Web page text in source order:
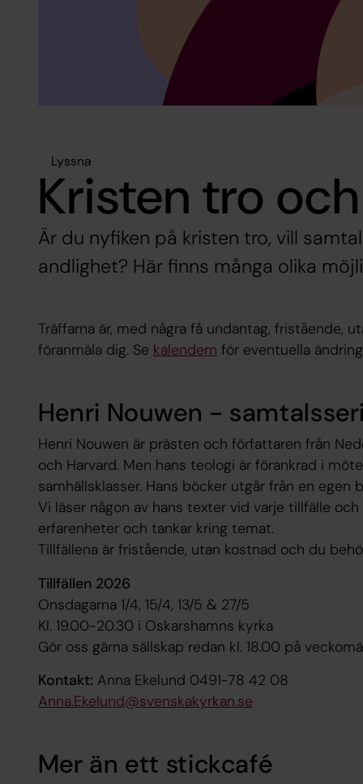
Lyssna
Kristen tro
Är du nyfiken på kristen tro, vill
andlighet? Här finns många olika
Träffarna är, med några få undantag, fristående,
föranmäla dig. Se kalendern för eventuella
Henri Nouwen -
Henri Nouwen är prästen och författaren från
och Harvard. Men hans teologi är förankrad i
samhällsklasser. Hans böcker utgår från en
Vi läser någon av hans texter vid varje tillfälle
erfarenheter och tankar kring temat.
Tillfällena är fristående, utan kostnad och du
Tillfällen 2026
Onsdagarna 1/4, 15/4, 13/5 & 27/5
Kl. 19.00-20.30 i Oskarshamns kyrka
Gör oss gärna sällskap redan kl. 18.00 på
Kontakt: Anna Ekelund 0491-78 42 08
Anna.Ekelund@svenskakyrkan.se
Mer än ett stickcafé